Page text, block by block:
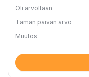
Oli arvoltaan
Tämän päivän arvo
Muutos